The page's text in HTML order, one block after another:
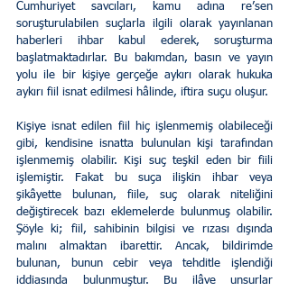
Cumhuriyet savcıları, kamu adına re’sen
soruşturulabilen suçlarla ilgili olarak yayınlanan
haberleri ihbar kabul ederek, soruşturma
başlatmaktadırlar. Bu bakımdan, basın ve yayın
yolu ile bir kişiye gerçeğe aykırı olarak hukuka
aykırı fiil isnat edilmesi hâlinde, iftira suçu oluşur.
Kişiye isnat edilen fiil hiç işlenmemiş olabileceği
gibi, kendisine isnatta bulunulan kişi tarafından
işlenmemiş olabilir. Kişi suç teşkil eden bir fiili
işlemiştir. Fakat bu suça ilişkin ihbar veya
şikâyette bulunan, fiile, suç olarak niteliğini
değiştirecek bazı eklemelerde bulunmuş olabilir.
Şöyle ki; fiil, sahibinin bilgisi ve rızası dışında
malını almaktan ibarettir. Ancak, bildirimde
bulunan, bunun cebir veya tehditle işlendiği
iddiasında bulunmuştur. Bu ilâve unsurlar